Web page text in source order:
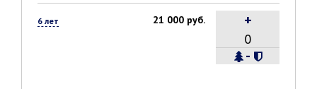
6 лет 21 000 руб.
-
+